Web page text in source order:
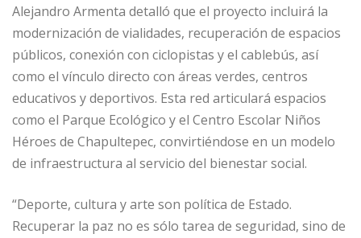
Alejandro Armenta detalló que el proyecto incluirá la
modernización de vialidades, recuperación de espacios
públicos, conexión con ciclopistas y el cablebús, así
como el vínculo directo con áreas verdes, centros
educativos y deportivos. Esta red articulará espacios
como el Parque Ecológico y el Centro Escolar Niños
Héroes de Chapultepec, convirtiéndose en un modelo
de infraestructura al servicio del bienestar social.
“Deporte, cultura y arte son política de Estado.
Recuperar la paz no es sólo tarea de seguridad, sino de